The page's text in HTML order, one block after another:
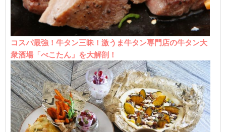
コスパ最強！牛タン三昧！激うま牛タン専門店の牛タン大
衆酒場「べこたん」を大解剖！